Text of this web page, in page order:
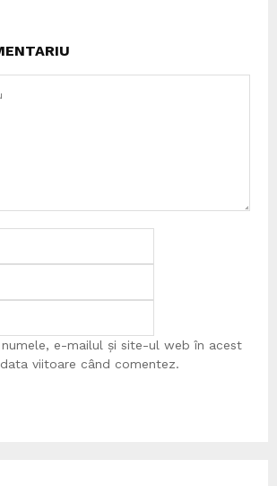
e-mailul și site-ul web în acest
viitoare când comentez.